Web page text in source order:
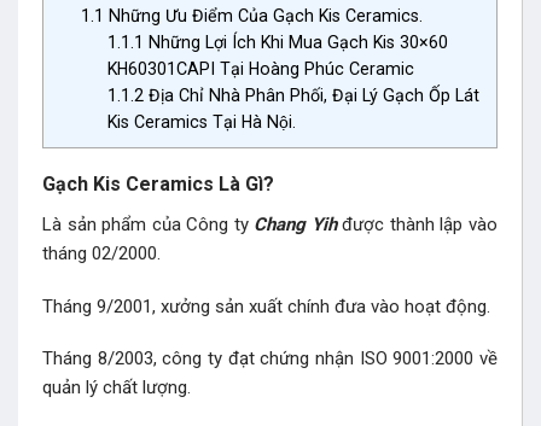
1.1 Những Ưu Điểm Của Gạch Kis Ceramics.
1.1.1 Những Lợi Ích Khi Mua Gạch Kis 30×60
KH60301CAPI Tại Hoàng Phúc Ceramic
1.1.2 Địa Chỉ Nhà Phân Phối, Đại Lý Gạch Ốp Lát
Kis Ceramics Tại Hà Nội.
Gạch Kis Ceramics Là Gì?
Là sản phẩm của Công ty Chang Yihđược thành lập vào
tháng 02/2000.
Tháng 9/2001, xưởng sản xuất chính đưa vào hoạt động.
Tháng 8/2003, công ty đạt chứng nhận ISO 9001:2000 về
quản lý chất lượng.